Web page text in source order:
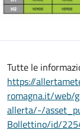
Tutte le
https://
romagna.it/web/
allerta/-/
Bollettino/id/